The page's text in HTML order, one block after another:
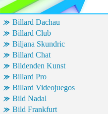
Billard Dachau
Billard Club
Biljana Skundric
Billard Chat
Bildenden Kunst
Billard Pro
Billard Videojuegos
Bild Nadal
Bild Frankfurt